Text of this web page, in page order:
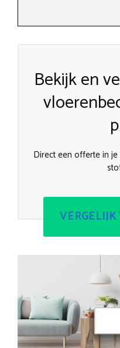
Bekijk en
Direct een offerte in